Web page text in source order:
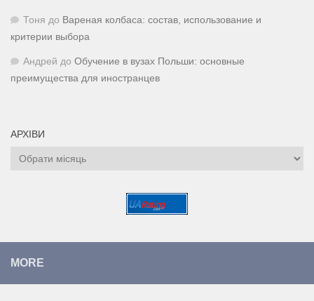
Тоня до Вареная колбаса: состав, использование и
критерии выбора
Андрей до Обучение в вузах Польши: основные
преимущества для иностранцев
АРХІВИ
Архіви
MORE